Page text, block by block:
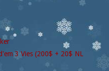
3 Vies (200$ + 20$ NL